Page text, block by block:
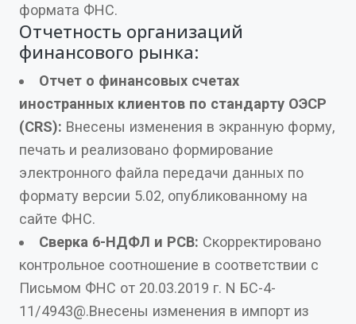
формата ФНС.
Отчетность организаций
финансового рынка:
Отчет о финансовых счетах
иностранных клиентов по стандарту ОЭСР
(CRS): Внесены изменения в экранную форму,
печать и реализовано формирование
электронного файла передачи данных по
формату версии 5.02, опубликованному на
сайте ФНС.
Сверка 6-НДФЛ и РСВ: Скорректировано
контрольное соотношение в соответствии с
Письмом ФНС от 20.03.2019 г. N БС-4-
11/4943@.Внесены изменения в импорт из